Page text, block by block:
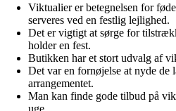
Viktualier er betegnelsen for
serveres ved en festlig lejlighed.
Det er vigtigt at sørge for
holder en fest.
Butikken har et stort udvalg af
Det var en fornøjelse at nyde
arrangementet.
Man kan finde gode tilbud på
uge.